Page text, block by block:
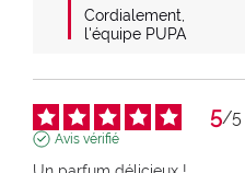
l'équipe PUPA
5/5
Avis vérifié